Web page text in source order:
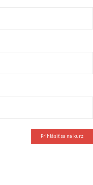
Prihlásiť sa na kurz